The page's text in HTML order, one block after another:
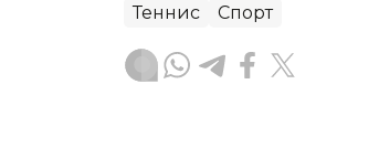
Теннис Спорт